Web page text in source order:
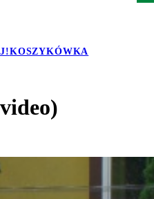
KOSZYKÓWKA